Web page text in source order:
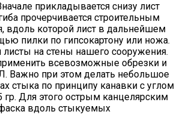
прикладывается снизу лист
прочерчивается строительным
вдоль которой лист в дальнейшем
пилки по гипсокартону или ножа.
на стены нашего сооружения.
всевозможные обрезки и
Важно при этом делать небольшое
стыка по принципу канавки с углом
гр. Для этого острым канцелярским
вдоль стыкуемых